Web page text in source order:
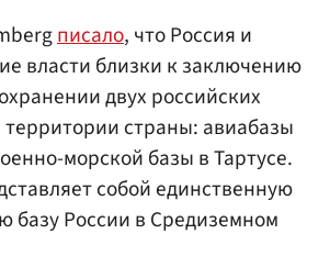
писало, что Россия и
власти близки к заключению
двух российских
страны: авиабазы
морской базы в Тартусе.
собой единственную
базу России в Средиземном